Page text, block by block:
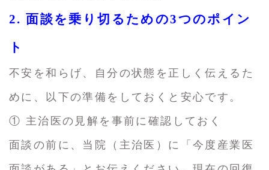
2. 面談を乗り切るための3つのポイン
ト
不安を和らげ、自分の状態を正しく伝えるた
めに、以下の準備をしておくと安心です。
① 主治医の見解を事前に確認しておく
面談の前に、当院（主治医）に「今度産業医